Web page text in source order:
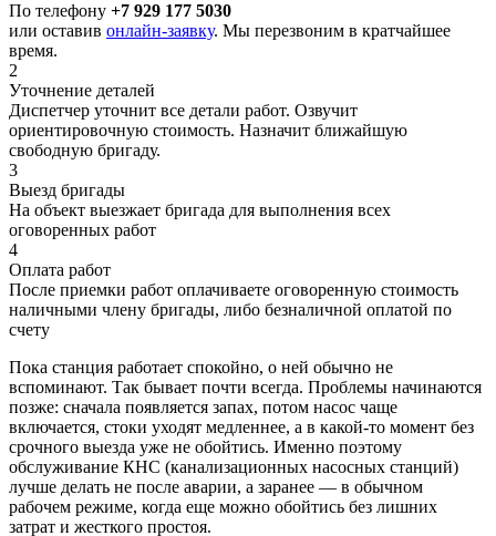
По телефону +7 929 177 5030
или оставив онлайн-заявку. Мы перезвоним в кратчайшее
время.
2
Уточнение деталей
Диспетчер уточнит все детали работ. Озвучит
ориентировочную стоимость. Назначит ближайшую
свободную бригаду.
3
Выезд бригады
На объект выезжает бригада для выполнения всех
оговоренных работ
4
Оплата работ
После приемки работ оплачиваете оговоренную стоимость
наличными члену бригады, либо безналичной оплатой по
счету
Пока станция работает спокойно, о ней обычно не
вспоминают. Так бывает почти всегда. Проблемы начинаются
позже: сначала появляется запах, потом насос чаще
включается, стоки уходят медленнее, а в какой-то момент без
срочного выезда уже не обойтись. Именно поэтому
обслуживание КНС (канализационных насосных станций)
лучше делать не после аварии, а заранее — в обычном
рабочем режиме, когда еще можно обойтись без лишних
затрат и жесткого простоя.